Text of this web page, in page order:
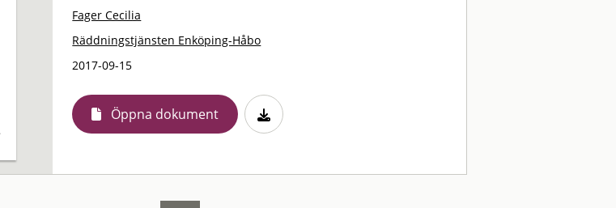
Fager Cecilia
Räddningstjänsten Enköping-Håbo
2017-09-15
Öppna dokument